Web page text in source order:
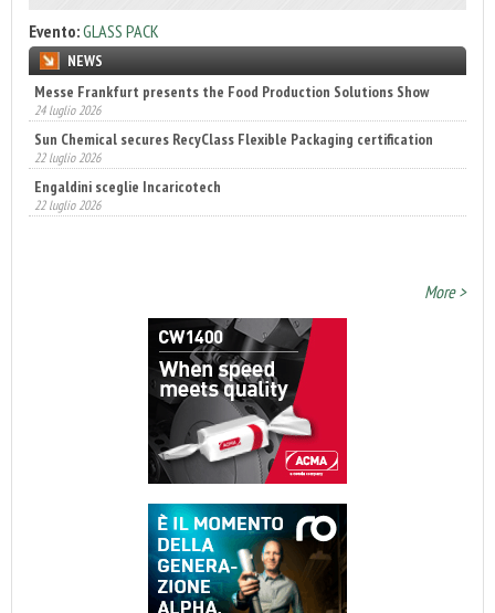
Evento:GLASS PACK
NEWS
Sun Chemical secures RecyClass Flexible Packaging certification
22 luglio 2026
Engaldini sceglie Incaricotech
22 luglio 2026
Annunciati i finalisti dei Diamonds Awards 2026 di FTA Europe
14 luglio 2026
More >